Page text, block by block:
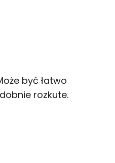
być łatwo
rozkute.